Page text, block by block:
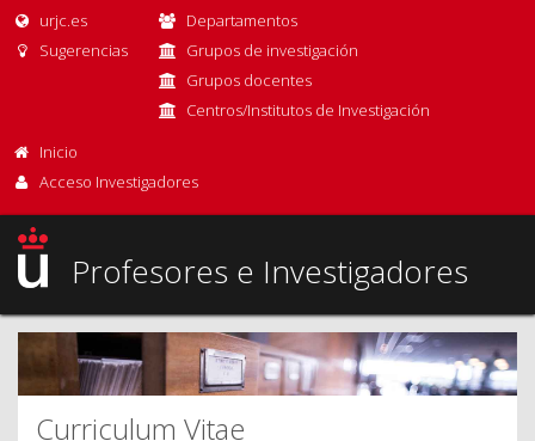
urjc.es
Sugerencias
Departamentos
Grupos de investigación
Grupos docentes
Centros/Institutos de Investigación
Inicio
Acceso Investigadores
Profesores e Investigadores
Curriculum Vitae